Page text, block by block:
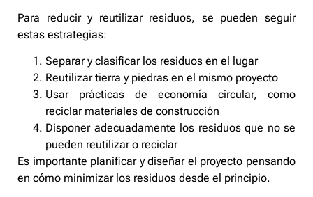
Para reducir y reutilizar residuos, se pueden seguir
estas estrategias:
Separar y clasificar los residuos en el lugar
Reutilizar tierra y piedras en el mismo proyecto
Usar prácticas de economía circular, como
reciclar materiales de construcción
Disponer adecuadamente los residuos que no se
pueden reutilizar o reciclar
Es importante planificar y diseñar el proyecto pensando
en cómo minimizar los residuos desde el principio.